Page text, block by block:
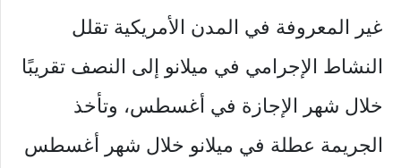
غير المعروفة في المدن الأمريكية تقلل
النشاط الإجرامي في ميلانو إلى النصف تقريبًا
خلال شهر الإجازة في أغسطس، وتأخذ
الجريمة عطلة في ميلانو خلال شهر أغسطس